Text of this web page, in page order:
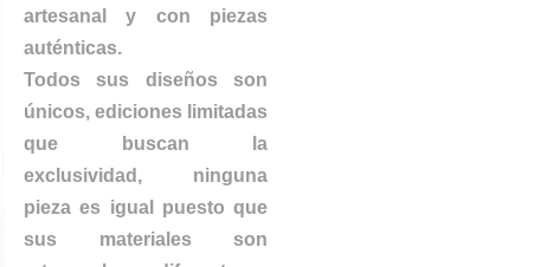
artesanal y con piezas
auténticas.
Todos sus diseños son
únicos, ediciones limitadas
que buscan la
exclusividad, ninguna
pieza es igual puesto que
sus materiales son